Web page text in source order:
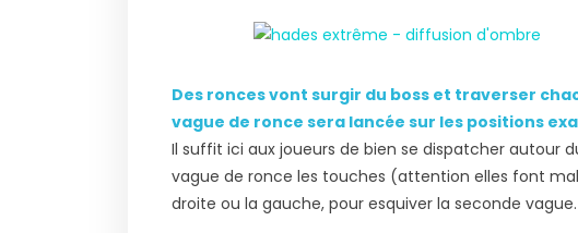
Des ronces vont surgir du boss et traverser
vague de ronce sera lancée sur les positions
Il suffit ici aux joueurs de bien se dispatcher autour
vague de ronce les touches (attention elles font
droite ou la gauche, pour esquiver la seconde vague.